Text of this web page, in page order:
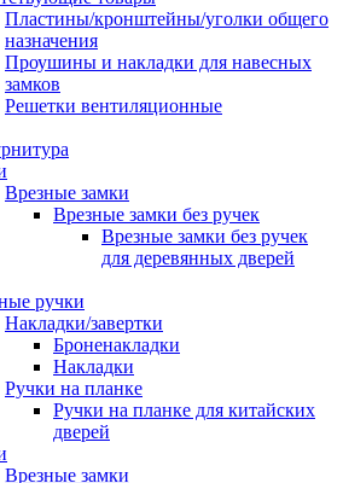
Пластины/кронштейны/уголки общего
назначения
Проушины и накладки для навесных
замков
Решетки вентиляционные
Врезные замки
Врезные замки без ручек
Врезные замки без ручек
для деревянных дверей
ручки
Накладки/завертки
Броненакладки
Накладки
Ручки на планке
Ручки на планке для китайских
дверей
Врезные замки